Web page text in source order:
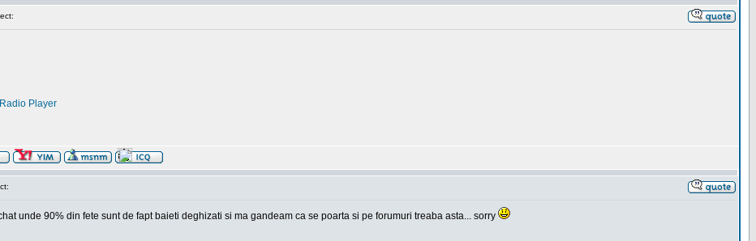
Radio Player
unde 90% din fete sunt de fapt baieti deghizati si ma gandeam ca se poarta si pe forumuri treaba asta... sorry